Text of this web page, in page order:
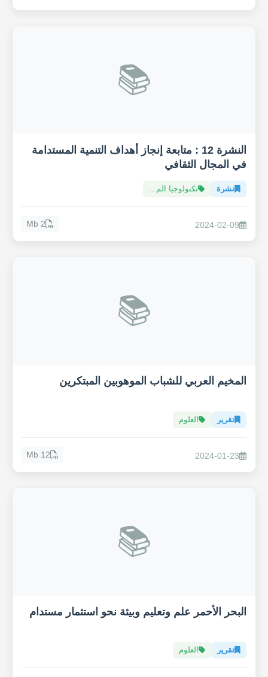
📚
النشرة 12 : متابعة إنجاز أهداف التنمية المستدامة
في المجال الثقافي
نشرة تكنولوجيا الم...
2024-02-09
2 Mb
📚
المخيم العربي للشباب الموهوبين المبتكرين
تقرير العلوم
2024-01-23
12 Mb
📚
البحر الأحمر علم وتعليم وبيئة نحو استثمار مستدام
تقرير العلوم